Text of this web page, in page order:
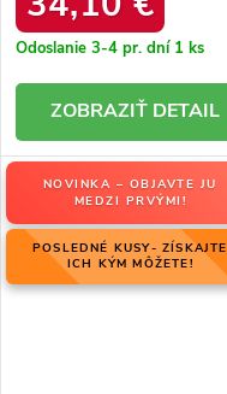
Odoslanie 3-4 pr. dní 1 ks
DETAIL
NOVINKA – OBJAVTE JU
MEDZI PRVÝMI!
POSLEDNÉ KUSY- ZÍSKAJTE
ICH KÝM MÔŽETE!